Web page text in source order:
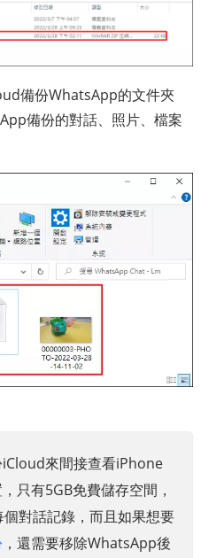
備份WhatsApp的文件夾
備份的對話、照片、檔案
來間接查看iPhone
只有5GB免費儲存空間，
對話記錄，而且如果想要
，還需要移除WhatsApp後